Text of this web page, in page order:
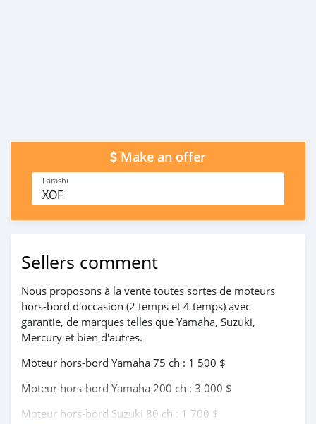
Make an offer
Farashi
XOF
Sellers comment
Nous proposons à la vente toutes sortes de moteurs
hors-bord d'occasion (2 temps et 4 temps) avec
garantie, de marques telles que Yamaha, Suzuki,
Mercury et bien d'autres.
Moteur hors-bord Yamaha 75 ch : 1 500 $
Moteur hors-bord Yamaha 200 ch : 3 000 $
Moteur hors-bord Suzuki 80 ch : 1 700 $